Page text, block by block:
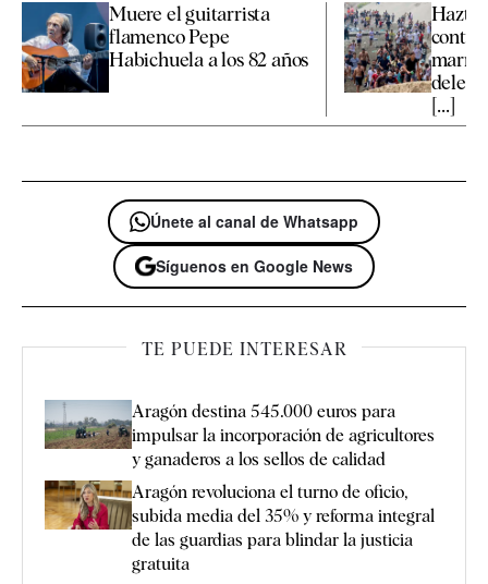
Muere el guitarrista
flamenco Pepe
Habichuela a los 82 años
Hazte
contra
[...]
Únete al canal de Whatsapp
Síguenos en Google News
TE PUEDE INTERESAR
Aragón destina 545.000 euros para
impulsar la incorporación de agricultores
y ganaderos a los sellos de calidad
Aragón revoluciona el turno de oficio,
subida media del 35% y reforma integral
de las guardias para blindar la justicia
gratuita